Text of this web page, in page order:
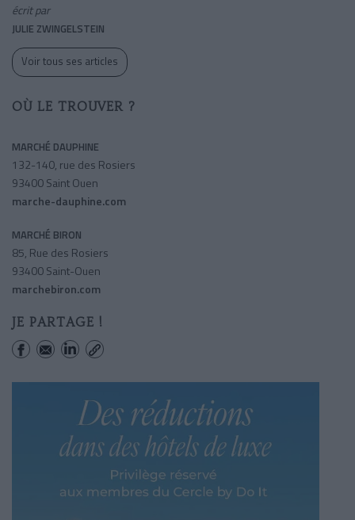
écrit par
JULIE ZWINGELSTEIN
Voir tous ses articles
OÙ LE TROUVER ?
MARCHÉ DAUPHINE
132-140, rue des Rosiers
93400 Saint Ouen
marche-dauphine.com
MARCHÉ BIRON
85, Rue des Rosiers
93400 Saint-Ouen
marchebiron.com
JE PARTAGE !